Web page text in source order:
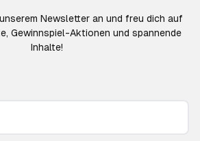
Newsletter an und freu dich auf
Gewinnspiel-Aktionen und spannende
Inhalte!